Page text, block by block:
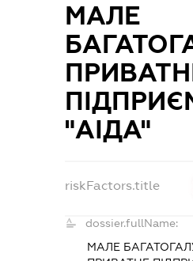
МАЛЕ
"АІДА"
riskFactors.title
dossier.fullName:
МАЛЕ